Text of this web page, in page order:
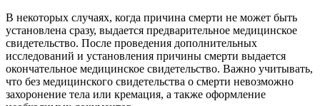
В некоторых случаях, когда причина смерти не может быть
установлена сразу, выдается предварительное медицинское
свидетельство. После проведения дополнительных
исследований и установления причины смерти выдается
окончательное медицинское свидетельство. Важно учитывать,
что без медицинского свидетельства о смерти невозможно
захоронение тела или кремация, а также оформление